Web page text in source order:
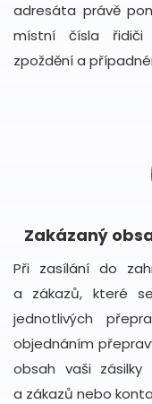
adresáta právě
místní čísla řidiči
zpoždění a
Zakázaný
Při zasílání do
a zákazů, které
jednotlivých
objednáním
obsah vaši
a zákazů nebo